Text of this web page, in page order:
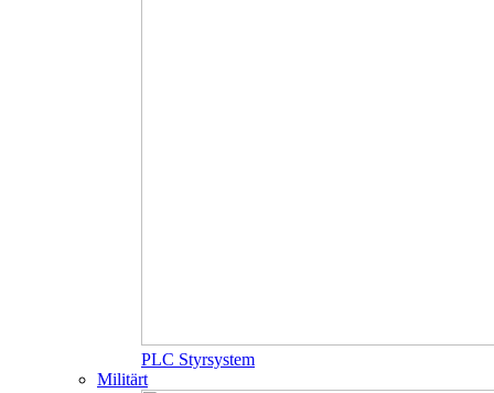
PLC Styrsystem
Militärt